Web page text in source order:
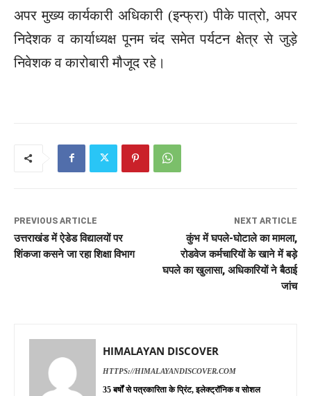
अपर मुख्य कार्यकारी अधिकारी (इन्फ्रा) पीके पात्रो, अपर
निदेशक व कार्याध्यक्ष पूनम चंद समेत पर्यटन क्षेत्र से जुड़े
निवेशक व कारोबारी मौजूद रहे।
PREVIOUS ARTICLE
उत्तराखंड में ऐडेड विद्यालयों पर
शिंकजा कसने जा रहा शिक्षा विभाग
NEXT ARTICLE
कुंभ में घपले-घोटाले का मामला,
रोडवेज कर्मचारियों के खाने में बड़े
घपले का खुलासा, अधिकारियों ने बैठाई
जांच
HIMALAYAN DISCOVER
HTTPS://HIMALAYANDISCOVER.COM
35 बर्षों से पत्रकारिता के प्रिंट, इलेक्ट्रॉनिक व सोशल